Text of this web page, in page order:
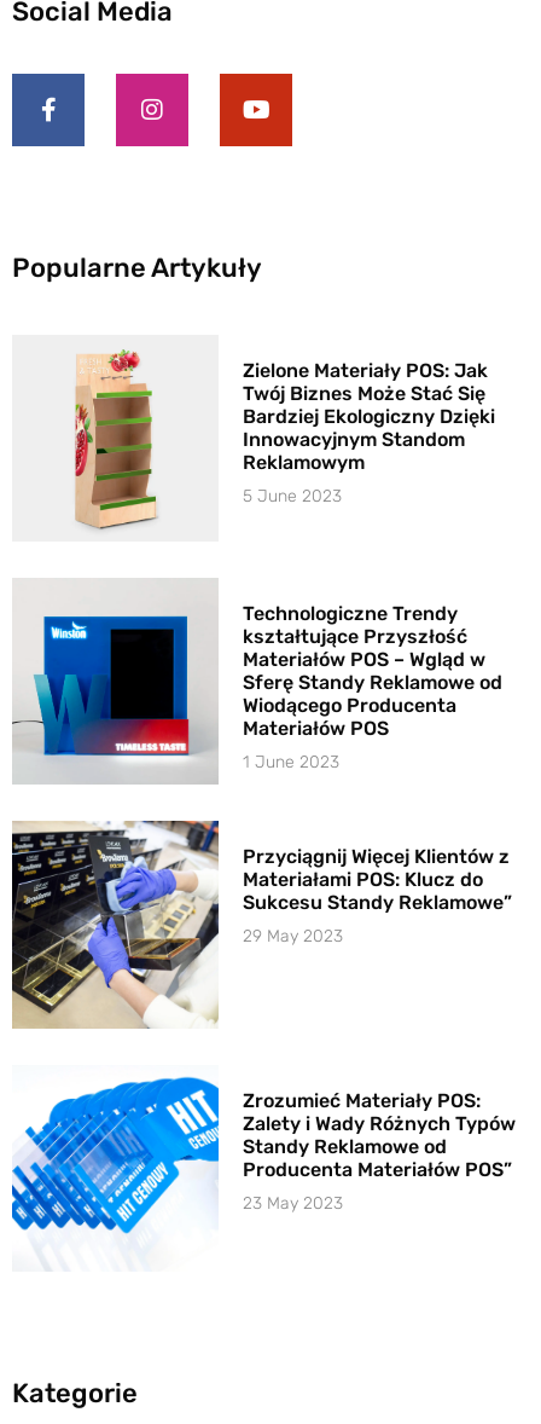
Social Media
Popularne Artykuły
Zielone Materiały POS: Jak
Twój Biznes Może Stać Się
Bardziej Ekologiczny Dzięki
Innowacyjnym Standom
Reklamowym
5 June 2023
Technologiczne Trendy
kształtujące Przyszłość
Materiałów POS – Wgląd w
Sferę Standy Reklamowe od
Wiodącego Producenta
Materiałów POS
1 June 2023
Przyciągnij Więcej Klientów z
Materiałami POS: Klucz do
Sukcesu Standy Reklamowe”
29 May 2023
Zrozumieć Materiały POS:
Zalety i Wady Różnych Typów
Standy Reklamowe od
Producenta Materiałów POS”
23 May 2023
Kategorie